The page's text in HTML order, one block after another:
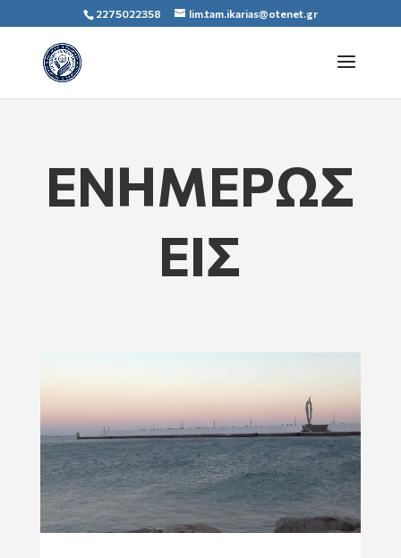
2275022358 lim.tam.ikarias@otenet.gr
ΕΝΗΜΕΡΩΣ
ΕΙΣ